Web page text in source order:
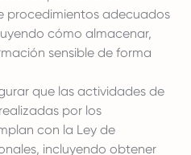
procedimientos adecuados
cómo almacenar,
sensible de forma
que las actividades de
por los
con la Ley de
incluyendo obtener